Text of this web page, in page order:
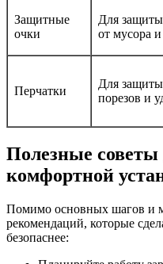
Защитные
очки
Для защиты
от мусора
Перчатки
Для
порезов и
Полезные советы
комфортной
Помимо основных шагов и
рекомендаций, которые
безопаснее: